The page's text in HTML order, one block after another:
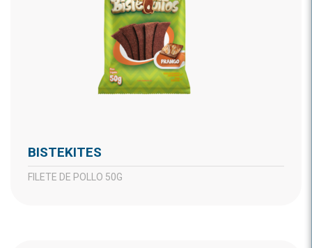
BISTEKITES
FILETE DE POLLO 50G